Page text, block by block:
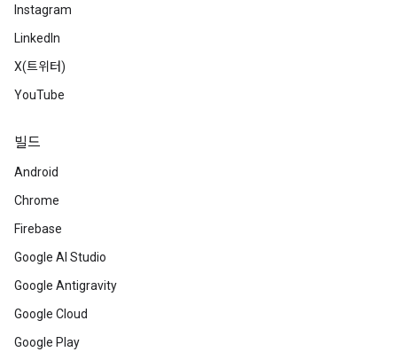
Instagram
LinkedIn
X(트위터)
YouTube
빌드
Android
Chrome
Firebase
Google AI Studio
Google Antigravity
Google Cloud
Google Play